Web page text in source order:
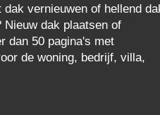
vernieuwen of hellend
Nieuw dak plaatsen of
dan 50 pagina's met
de woning, bedrijf, villa,